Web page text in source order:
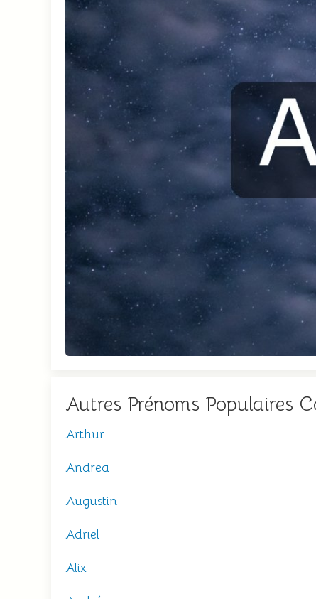
Autres Prénoms Populaires
Arthur
Andrea
Augustin
Adriel
Alix